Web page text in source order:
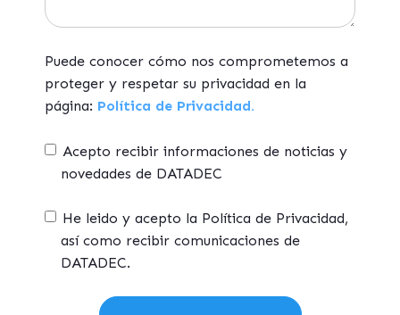
Puede conocer cómo nos comprometemos a
proteger y respetar su privacidad en la
página: Política de Privacidad.
Acepto recibir informaciones de noticias y
novedades de DATADEC
He leido y acepto la Política de Privacidad,
así como recibir comunicaciones de
DATADEC.